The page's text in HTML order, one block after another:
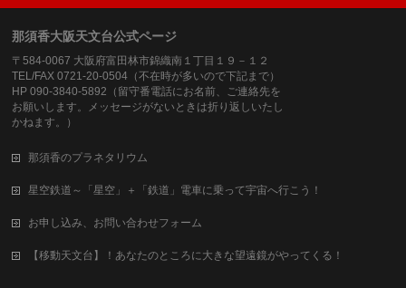
那須香大阪天文台公式ページ
〒584-0067 大阪府富田林市錦織南１丁目１９－１２
TEL/FAX 0721-20-0504（不在時が多いので下記まで）
HP 090-3840-5892（留守番電話にお名前、ご連絡先を
お願いします。メッセージがないときは折り返しいたし
かねます。）
那須香のプラネタリウム
星空鉄道～「星空」＋「鉄道」電車に乗って宇宙へ行こう！
お申し込み、お問い合わせフォーム
【移動天文台】！あなたのところに大きな望遠鏡がやってくる！